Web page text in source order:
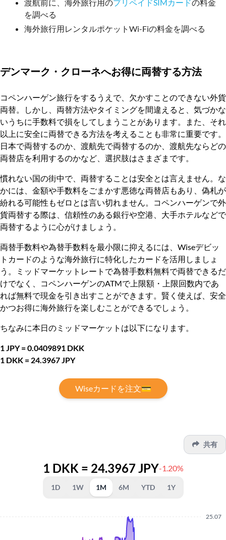
渡航前に、海外旅行用のプリペイドSIMカードの料金
を調べる
海外旅行用レンタルポケットWi-Fiの料金を調べる
デンマーク・クローネへお得に両替する方法
コペンハーゲン旅行をするうえで、欠かすことのできない外貨
両替。しかし、両替方法やタイミングを間違えると、気づかな
いうちに手数料で損をしてしまうことがあります。また、それ
以上に安全に両替できる方法を考えることも非常に重要です。
日本で両替するのか、渡航先で両替するのか、渡航先ならどの
両替店を利用するのかなど、選択肢はさまざまです。
慣れない国の街中で、両替することは安全とは言えません。な
かには、金額や手数料をごまかす悪徳な両替店もあり、偽札が
紛れる可能性もゼロとは言い切れません。コペンハーゲンで外
貨両替する際は、信頼性のある銀行や空港、大手ホテルなどで
両替するように心がけましょう。
両替手数料や為替手数料を最小限に抑えるには、Wiseデビッ
トカードのような海外旅行に特化したカードを活用しましょ
う。ミッドマーケットレートで為替手数料無料で両替できるだ
けでなく、コペンハーゲンのATMで上限額・上限回数内であ
れば無料で現金を引き出すことができます。賢く使えば、安全
かつお得に海外旅行を楽しむことができるでしょう。
ちなみに本日のミッドマーケットは以下になります。
1 JPY = 0.0409891 DKK
1 DKK = 24.3967 JPY
Wiseカードを注文💳
共有
1 DKK = 24.3967 JPY-1.20%
1D 1W 1M 6M YTD 1Y
25.07